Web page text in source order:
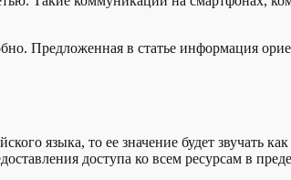
Предложенная в статье информация
языка, то ее значение будет звучать
доступа ко всем ресурсам в